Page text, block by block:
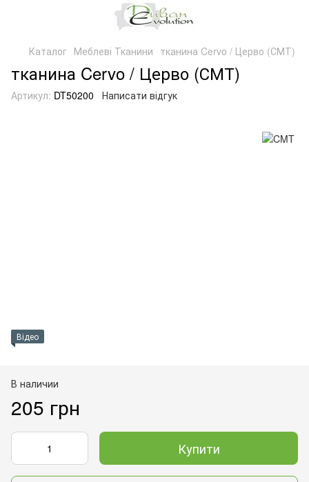
Каталог Меблеві Тканини тканина Cervo / Церво (СМТ)
тканина Cervo / Церво (СМТ)
Артикул: DT50200 Написати відгук
Відео
В наличии
205 грн
Купити